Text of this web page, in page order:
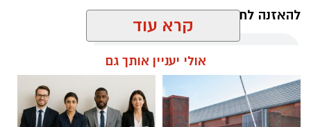
הפרטיים, זאת בשל העובדה כי ספקי החשמל
יכולים לקרוא במדויק את צריכת החשמל. בנוסף,
מונים חכמים מאפשרים התייעלות בשימוש בחשמל,
שתחסוך גם היא כסף לתושבי המועצה.
שר האנרגיה והתשתיות, אלי כהן
: "פריסת המונים
החכמים היא בשורה צרכנית חשובה שתבוא לידי
להאזנה לתוכן:
אלדה נתנאל / 18:11 05.08.26
קרא עוד
אולי יעניין אותך גם